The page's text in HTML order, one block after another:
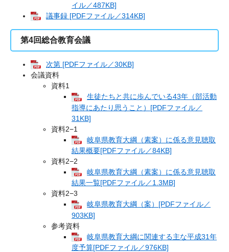
イル／487KB]
議事録 [PDFファイル／314KB]
第4回総合教育会議
次第 [PDFファイル／30KB]
会議資料
資料1
生徒たちと共に歩んでいる43年（部活動
指導にあたり思うこと）[PDFファイル／
31KB]
資料2−1
岐阜県教育大綱（素案）に係る意見聴取
結果概要[PDFファイル／84KB]
資料2−2
岐阜県教育大綱（素案）に係る意見聴取
結果一覧[PDFファイル／1.3MB]
資料2−3
岐阜県教育大綱（案）[PDFファイル／
903KB]
参考資料
岐阜県教育大綱に関連する主な平成31年
度予算[PDFファイル／976KB]